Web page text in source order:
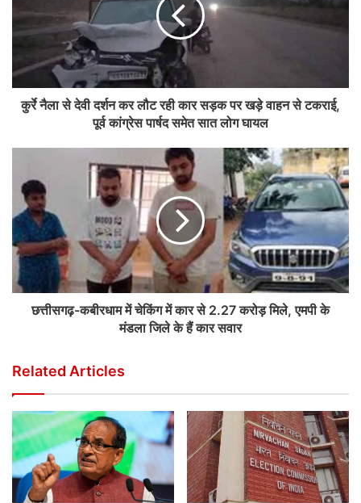
कुर्रे नैला से देवी दर्शन कर लौट रही कार सड़क पर खड़े वाहन से टकराई,
पूर्व कांग्रेस पार्षद समेत सात लोग घायल
छत्तीसगढ़-कबीरधाम में चेकिंग में कार से 2.27 करोड़ मिले, एमपी के
मंडला जिले के हैं कार सवार
Related Articles